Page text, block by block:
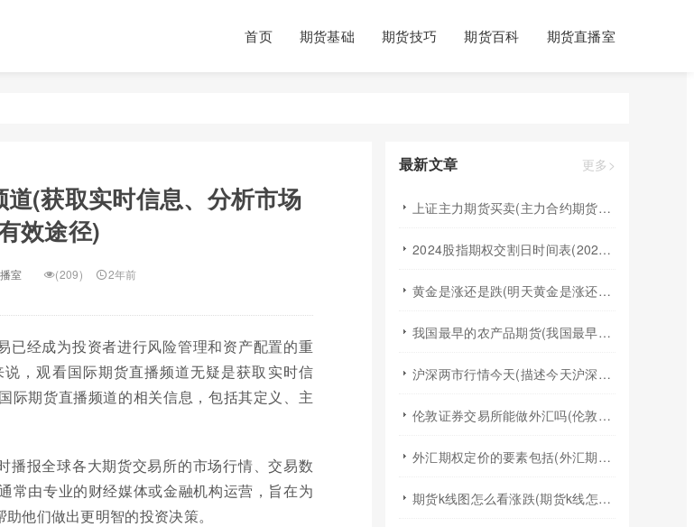
首页 期货基础 期货技巧 期货百科 期货直播室
(获取实时信息、分析市场
效途径)
室 (209) 2年前
已经成为投资者进行风险管理和资产配置的重
，观看国际期货直播频道无疑是获取实时信
际期货直播频道的相关信息，包括其定义、主
播报全球各大期货交易所的市场行情、交易数
常由专业的财经媒体或金融机构运营，旨在为
他们做出更明智的投资决策。
最新文章 更多>
上证主力期货买卖(主力合约期货市场大盘)
2024股指期权交割日时间表(2024股指期货交割日)
黄金是涨还是跌(明天黄金是涨还是跌)
我国最早的农产品期货(我国最早的农产品期货交易合约的品种是)
沪深两市行情今天(描述今天沪深两市早盘交易情况)
伦敦证券交易所能做外汇吗(伦敦证券交易所交易规则)
外汇期权定价的要素包括(外汇期权定价模型)
期货k线图怎么看涨跌(期货k线怎么看均线图)